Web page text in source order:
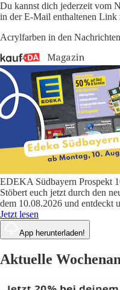
Du kannst dich jederzeit vom
in der E-Mail enthaltenen
Acrylfarben in den Nachrichten
EDEKA Südbayern Prospekt
Stöbert euch jetzt durch den
dem 10.08.2026 und entdeckt
Jetzt lesen
App herunterladen!
Aktuelle